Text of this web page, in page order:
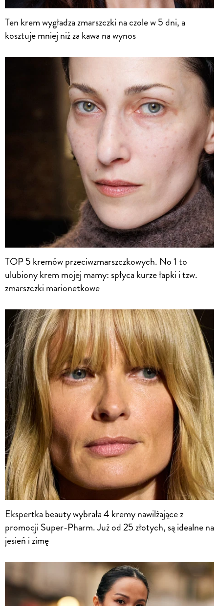
Ten krem wygładza zmarszczki na czole w 5 dni, a
kosztuje mniej niż za kawa na wynos
TOP 5 kremów przeciwzmarszczkowych. No 1 to
ulubiony krem mojej mamy: spłyca kurze łapki i tzw.
zmarszczki marionetkowe
Ekspertka beauty wybrała 4 kremy nawilżające z
promocji Super-Pharm. Już od 25 złotych, są idealne na
jesień i zimę